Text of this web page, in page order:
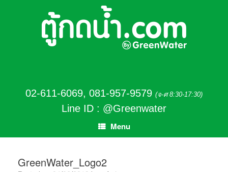
02-611-6069, 081-957-9579 (จ-ศ 8:30-17:30)
Line ID : @Greenwater
Menu
GreenWater_Logo2